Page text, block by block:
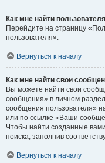
Как мне найти
Перейдите на страницу
пользователя».
Вернуться к началу
Как мне найти свои
Вы можете найти свои
сообщения» в личном
сообщения пользователя»
или по ссылке «Ваши
Чтобы найти созданные
поиска, заполнив
Вернуться к началу